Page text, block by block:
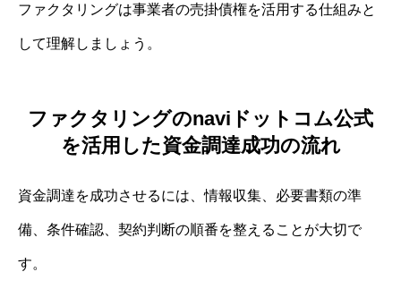
ファクタリングは事業者の売掛債権を活用する仕組みと
して理解しましょう。
ファクタリングのnaviドットコム公式
を活用した資金調達成功の流れ
資金調達を成功させるには、情報収集、必要書類の準
備、条件確認、契約判断の順番を整えることが大切で
す。